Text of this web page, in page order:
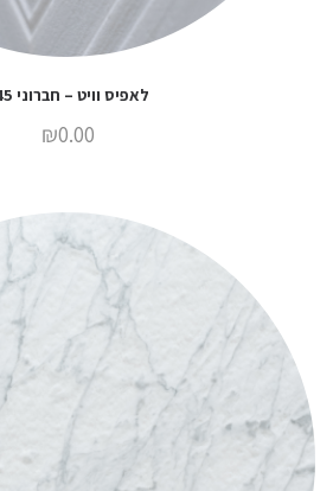
לאפיס וויט – חברוני 45^
₪0.00